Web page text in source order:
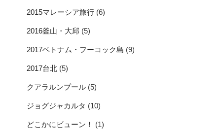
2015マレーシア旅行 (6)
2016釜山・大邱 (5)
2017ベトナム・フーコック島 (9)
2017台北 (5)
クアラルンプール (5)
ジョグジャカルタ (10)
どこかにビューン！ (1)